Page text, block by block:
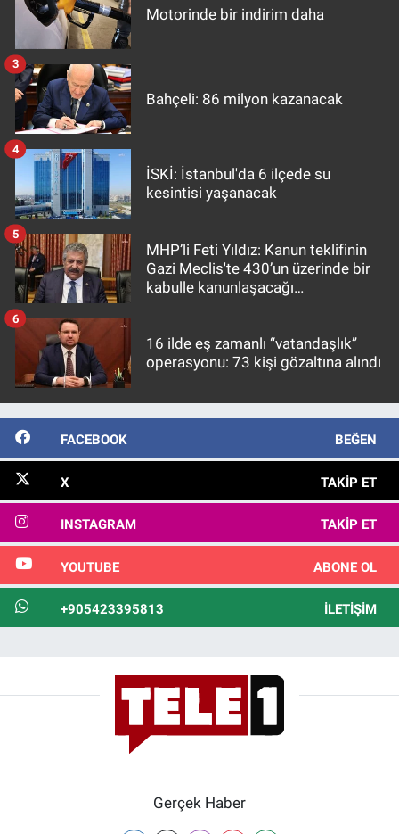
Motorinde bir indirim daha
Bahçeli: 86 milyon kazanacak
3
İSKİ: İstanbul'da 6 ilçede su
kesintisi yaşanacak
4
MHP’li Feti Yıldız: Kanun teklifinin
Gazi Meclis'te 430’un üzerinde bir
kabulle kanunlaşacağı
5
16 ilde eş zamanlı “vatandaşlık”
operasyonu: 73 kişi gözaltına alındı
6
FACEBOOK BEĞEN
X TAKIP ET
INSTAGRAM TAKIP ET
YOUTUBE ABONE OL
+905423395813 İLETIŞIM
Gerçek Haber